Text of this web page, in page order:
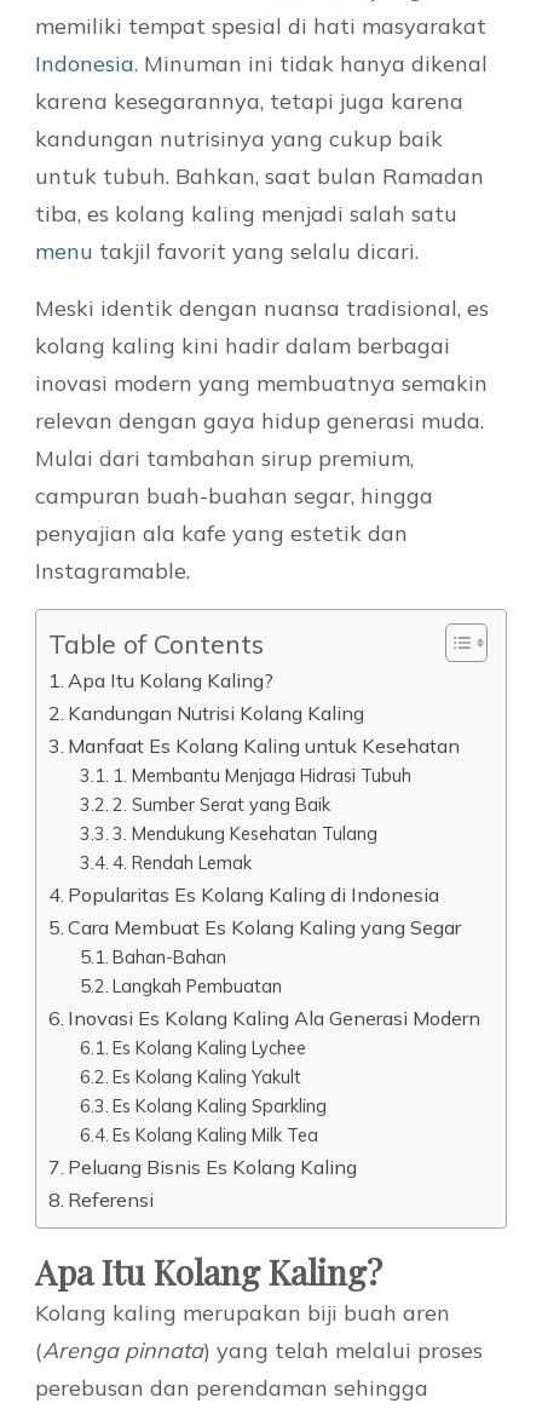
memiliki tempat spesial di hati masyarakat
Indonesia. Minuman ini tidak hanya dikenal
karena kesegarannya, tetapi juga karena
kandungan nutrisinya yang cukup baik
untuk tubuh. Bahkan, saat bulan Ramadan
tiba, es kolang kaling menjadi salah satu
menu takjil favorit yang selalu dicari.
Meski identik dengan nuansa tradisional, es
kolang kaling kini hadir dalam berbagai
inovasi modern yang membuatnya semakin
relevan dengan gaya hidup generasi muda.
Mulai dari tambahan sirup premium,
campuran buah-buahan segar, hingga
penyajian ala kafe yang estetik dan
Instagramable.
Table of Contents
Apa Itu Kolang Kaling?
Kandungan Nutrisi Kolang Kaling
Manfaat Es Kolang Kaling untuk Kesehatan
1. Membantu Menjaga Hidrasi Tubuh
2. Sumber Serat yang Baik
3. Mendukung Kesehatan Tulang
4. Rendah Lemak
Popularitas Es Kolang Kaling di Indonesia
Cara Membuat Es Kolang Kaling yang Segar
Bahan-Bahan
Langkah Pembuatan
Inovasi Es Kolang Kaling Ala Generasi Modern
Es Kolang Kaling Lychee
Es Kolang Kaling Yakult
Es Kolang Kaling Sparkling
Es Kolang Kaling Milk Tea
Peluang Bisnis Es Kolang Kaling
Referensi
Apa Itu Kolang Kaling?
Kolang kaling merupakan biji buah aren
(Arenga pinnata) yang telah melalui proses
perebusan dan perendaman sehingga